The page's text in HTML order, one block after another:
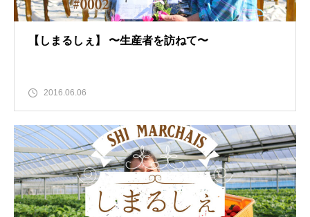
【しまるしぇ】 〜生産者を訪ねて〜
2016.06.06